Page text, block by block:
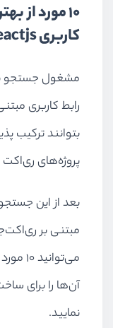
۱۰ مورد از
کاربری Reactjs
مشغول جستجو
رابط کاربری
بتوانند ترکیب
پروژه‌های ری‌اکت
بعد از این
مبتنی بر
آن‌ها را برای
نمایید.